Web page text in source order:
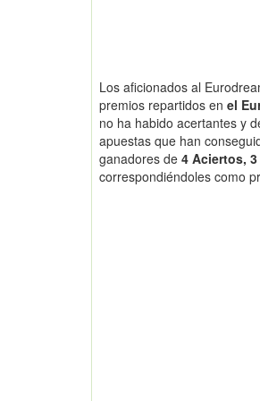
Los aficionados al
premios repartidos en el
no ha habido acertantes y
apuestas que han
ganadores de 4 Aciertos,
correspondiéndoles como